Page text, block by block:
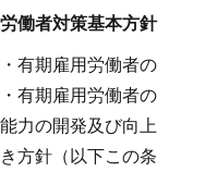
働者対策基本方針
有期雇用労働者の
有期雇用労働者の
力の開発及び向上
方針（以下この条